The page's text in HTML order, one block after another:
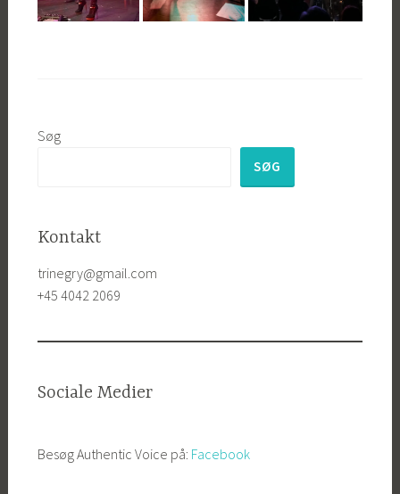
Søg
SØG
Kontakt
trinegry@gmail.com
+45 4042 2069
Sociale Medier
Besøg Authentic Voice på: Facebook